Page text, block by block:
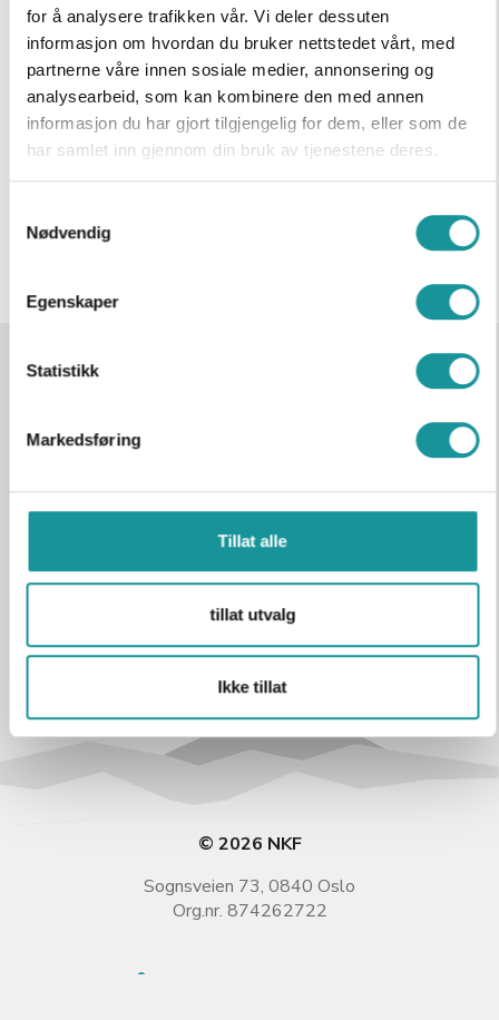
for å analysere trafikken vår. Vi deler dessuten
informasjon om hvordan du bruker nettstedet vårt, med
partnerne våre innen sosiale medier, annonsering og
analysearbeid, som kan kombinere den med annen
informasjon du har gjort tilgjengelig for dem, eller som de
har samlet inn gjennom din bruk av tjenestene deres.
Nødvendig
Egenskaper
Statistikk
Markedsføring
Tillat alle
tillat utvalg
Ikke tillat
utvikle ferdighetene dine og bli en del av et
engasjert klatremiljø.
Hjemmeside
© 2026 NKF
Sognsveien 73, 0840 Oslo
Org.nr. 874262722